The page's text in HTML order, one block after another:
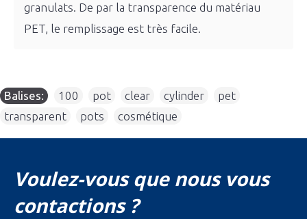
granulats. De par la transparence du matériau
PET, le remplissage est très facile.
Balises: 100 pot clear cylinder pet
transparent
pots cosmétique
Voulez-vous que nous vous
contactions ?